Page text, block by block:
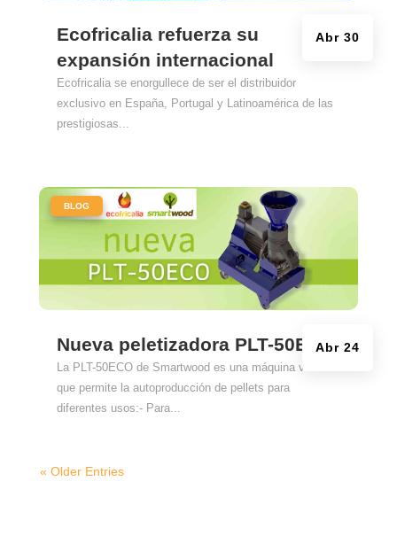
Ecofricalia refuerza su
expansión internacional
Abr 30
Ecofricalia se enorgullece de ser el distribuidor
exclusivo en España, Portugal y Latinoamérica de las
prestigiosas...
Nueva peletizadora PLT-50ECOAbr 24
BLOG
La PLT-50ECO de Smartwood es una máquina versátil
que permite la autoproducción de pellets para
diferentes usos:- Para...
« Older Entries